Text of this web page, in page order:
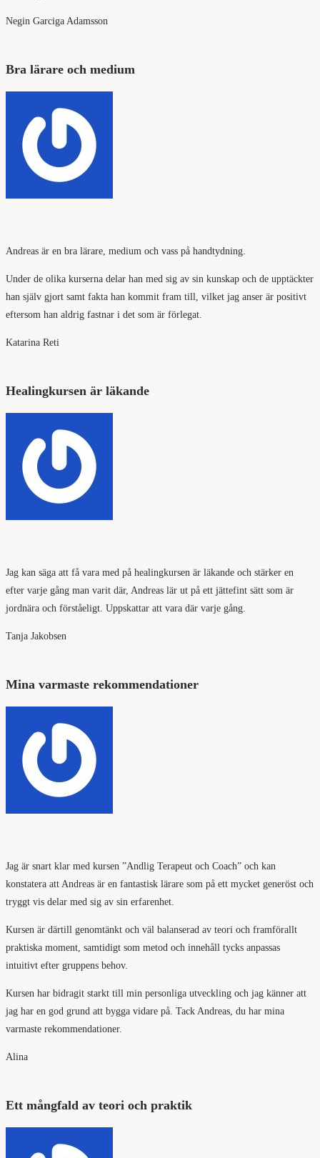
Negin Garciga Adamsson
Bra lärare och medium
Andreas är en bra lärare, medium och vass på handtydning.
Under de olika kurserna delar han med sig av sin kunskap och de upptäckter
han själv gjort samt fakta han kommit fram till, vilket jag anser är positivt
eftersom han aldrig fastnar i det som är förlegat.
Katarina Reti
Healingkursen är läkande
Jag kan säga att få vara med på healingkursen är läkande och stärker en
efter varje gång man varit där, Andreas lär ut på ett jättefint sätt som är
jordnära och förståeligt. Uppskattar att vara där varje gång.
Tanja Jakobsen
Mina varmaste rekommendationer
Jag är snart klar med kursen ”Andlig Terapeut och Coach” och kan
konstatera att Andreas är en fantastisk lärare som på ett mycket generöst och
tryggt vis delar med sig av sin erfarenhet.
Kursen är därtill genomtänkt och väl balanserad av teori och framförallt
praktiska moment, samtidigt som metod och innehåll tycks anpassas
intuitivt efter gruppens behov.
Kursen har bidragit starkt till min personliga utveckling och jag känner att
jag har en god grund att bygga vidare på. Tack Andreas, du har mina
varmaste rekommendationer.
Alina
Ett mångfald av teori och praktik